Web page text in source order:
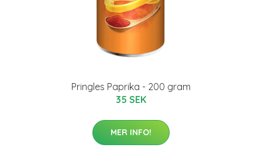
Pringles Paprika - 200 gram
35 SEK
MER INFO!